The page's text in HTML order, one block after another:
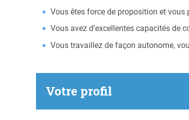
Vous êtes force de proposition et vous
Vous avez d’excellentes capacités de
Vous travaillez de façon autonome,
Votre profil